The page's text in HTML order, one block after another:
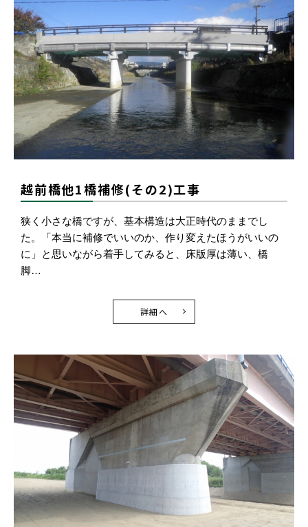
越前橋他1橋補修(その2)工事
狭く小さな橋ですが、基本構造は大正時代のままでし
た。「本当に補修でいいのか、作り変えたほうがいいの
に」と思いながら着手してみると、床版厚は薄い、橋
脚…
詳細へ